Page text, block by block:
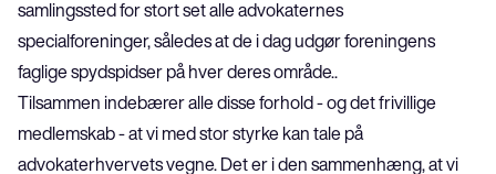
samlingssted for stort set alle advokaternes
specialforeninger, således at de i dag udgør foreningens
faglige spydspidser på hver deres område..
Tilsammen indebærer alle disse forhold - og det frivillige
medlemskab - at vi med stor styrke kan tale på
advokaterhvervets vegne. Det er i den sammenhæng, at vi